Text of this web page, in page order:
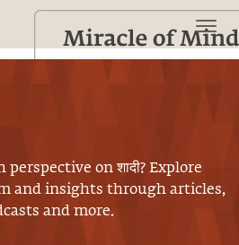
perspective onशादी? Explore
and insights through articles,
and more.